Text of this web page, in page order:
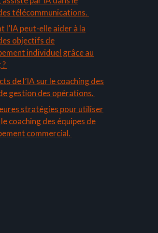
télécommunications.
l’IA peut-elle aider à la
objectifs de
individuel grâce au
de l’IA sur le coaching des
gestion des opérations.
stratégies pour utiliser
le coaching des équipes de
commercial.